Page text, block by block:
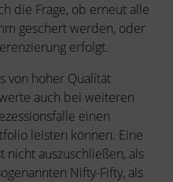
die Frage, ob erneut alle
geschert werden, oder
erfolgt.
von hoher Qualität
auch bei weiteren
einen
leisten können. Eine
nicht auszuschließen, als
Nifty-Fifty, als